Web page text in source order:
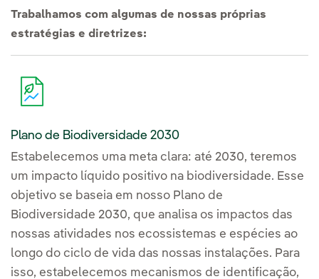
Trabalhamos com algumas de nossas próprias
estratégias e diretrizes:
Plano de Biodiversidade 2030
Estabelecemos uma meta clara: até 2030, teremos
um impacto líquido positivo na biodiversidade. Esse
objetivo se baseia em nosso Plano de
Biodiversidade 2030, que analisa os impactos das
nossas atividades nos ecossistemas e espécies ao
longo do ciclo de vida das nossas instalações. Para
isso, estabelecemos mecanismos de identificação,